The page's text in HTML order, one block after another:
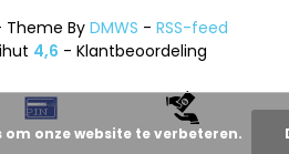
Theme ByDMWS -RSS-feed
4,6 - Klantbeoordeling
onze website te verbeteren.